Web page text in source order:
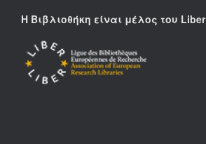
Η Βιβλιοθήκη είναι μέλος του Liber